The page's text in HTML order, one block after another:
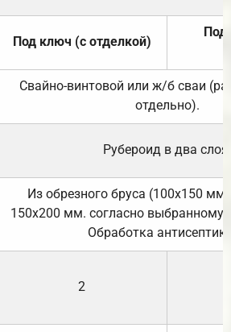
Под ключ (с отделкой)
Под
Свайно-винтовой или ж/б сваи
отдельно).
Рубероид в два слоя.
Из обрезного бруса (100х150
150х200 мм. согласно выбранному
Обработка
2